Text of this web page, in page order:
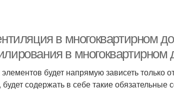
в многоквартирном
в многоквартирном
будет напрямую зависеть только
содержать в себе такие обязательные